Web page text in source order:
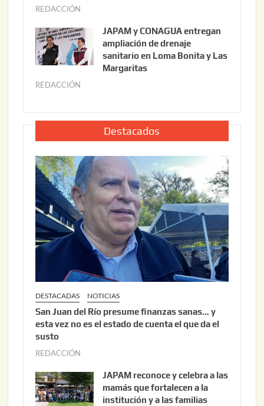
2
0
REDACCIÓN
l
i
o
,
0
2
6
JAPAM y CONAGUA entregan
ampliación de drenaje
sanitario en Loma Bonita y Las
Margaritas
REDACCIÓN
l
o
2
2
,
2
6
Destacados
DESTACADAS NOTICIAS
San Juan del Río presume finanzas sanas… y
esta vez no es el estado de cuenta el que da el
susto
REDACCIÓN
o
s
JAPAM reconoce y celebra a las
mamás que fortalecen a la
institución y a las familias